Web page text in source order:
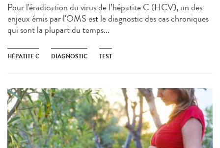
Pour l'éradication du virus de l’hépatite C (HCV), un des
enjeux émis par l'OMS est le diagnostic des cas chroniques
qui sont la plupart du temps...
HÉPATITE C DIAGNOSTIC TEST